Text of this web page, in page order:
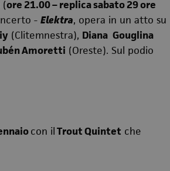
(ore 21.00 – replica sabato 29 ore
- Elektra, opera in un atto su
(Clitemnestra), Diana Gouglina
Amoretti (Oreste). Sul podio
con ilTrout Quintet che